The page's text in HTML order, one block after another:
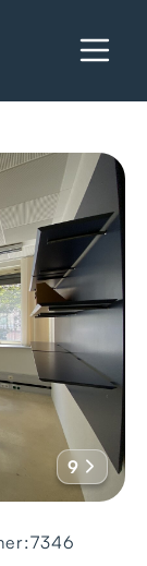
9
7346